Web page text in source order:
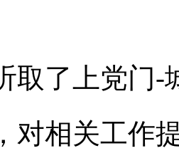
了上党门-
对相关工作